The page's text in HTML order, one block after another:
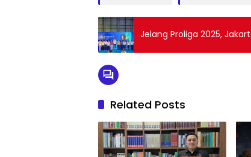
Jelang Proliga 2025,
Related Posts